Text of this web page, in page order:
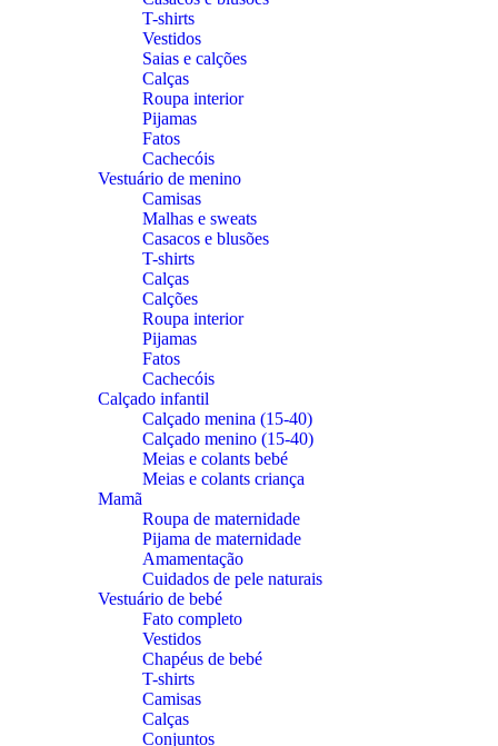
T-shirts
Vestidos
Saias e calções
Calças
Roupa interior
Pijamas
Fatos
Cachecóis
Vestuário de menino
Camisas
Malhas e sweats
Casacos e blusões
T-shirts
Calças
Calções
Roupa interior
Pijamas
Fatos
Cachecóis
Calçado infantil
Calçado menina (15-40)
Calçado menino (15-40)
Meias e colants bebé
Meias e colants criança
Mamã
Roupa de maternidade
Pijama de maternidade
Amamentação
Cuidados de pele naturais
Vestuário de bebé
Fato completo
Vestidos
Chapéus de bebé
T-shirts
Camisas
Calças
Conjuntos